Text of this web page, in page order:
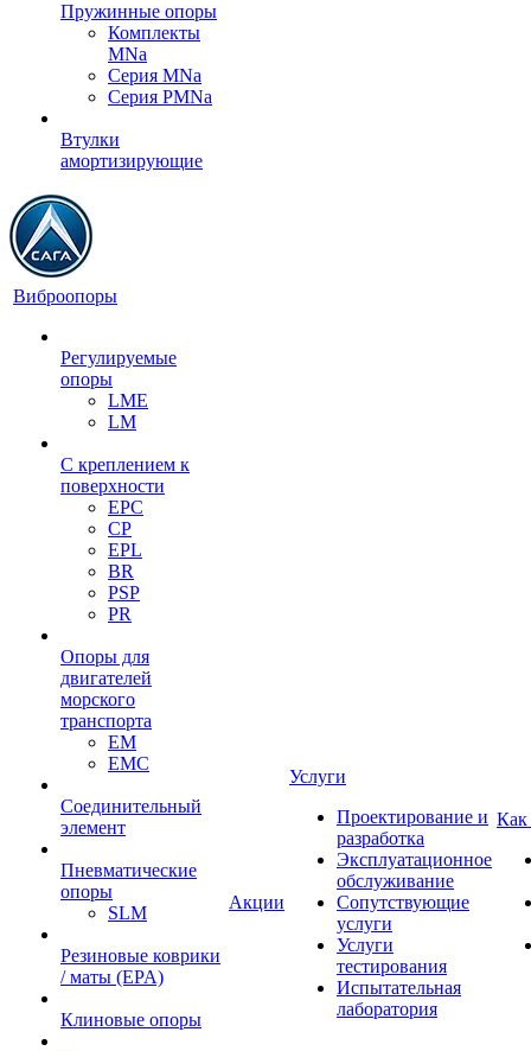
Пружинные опоры
Комплекты
MNa
Серия MNa
Серия PMNa
Втулки
амортизирующие
Виброопоры
Регулируемые
опоры
LME
LM
С креплением к
поверхности
EPC
CP
EPL
BR
PSP
PR
Опоры для
двигателей
морского
транспорта
EM
EMC
Cоединительный
элемент
Пневматические
опоры
SLM
Резиновые коврики
/ маты (EPA)
Клиновые опоры
Акции
Услуги
Проектирование и
разработка
Эксплуатационное
обслуживание
Сопутствующие
услуги
Услуги
тестирования
Испытательная
лаборатория
Как